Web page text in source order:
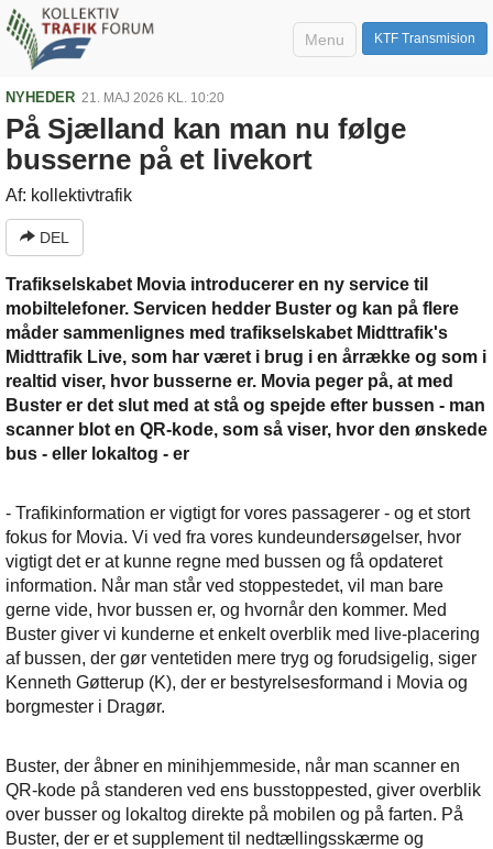
KTF Transmision
Menu
NYHEDER 21. MAJ 2026 KL. 10:20
På Sjælland kan man nu følge
busserne på et livekort
Af: kollektivtrafik
DEL
Trafikselskabet Movia introducerer en ny service til
mobiltelefoner. Servicen hedder Buster og kan på flere
måder sammenlignes med trafikselskabet Midttrafik's
Midttrafik Live, som har været i brug i en årrække og som i
realtid viser, hvor busserne er. Movia peger på, at med
Buster er det slut med at stå og spejde efter bussen - man
scanner blot en QR-kode, som så viser, hvor den ønskede
bus - eller lokaltog - er
- Trafikinformation er vigtigt for vores passagerer - og et stort
fokus for Movia. Vi ved fra vores kundeundersøgelser, hvor
vigtigt det er at kunne regne med bussen og få opdateret
information. Når man står ved stoppestedet, vil man bare
gerne vide, hvor bussen er, og hvornår den kommer. Med
Buster giver vi kunderne et enkelt overblik med live-placering
af bussen, der gør ventetiden mere tryg og forudsigelig, siger
Kenneth Gøtterup (K), der er bestyrelsesformand i Movia og
borgmester i Dragør.
Buster, der åbner en minihjemmeside, når man scanner en
QR-kode på standeren ved ens busstoppested, giver overblik
over busser og lokaltog direkte på mobilen og på farten. På
Buster, der er et supplement til nedtællingsskærme og